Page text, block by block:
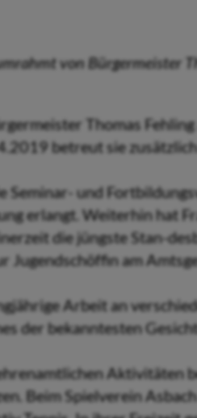
von Bürgermeister
Thomas
betreut sie
Seminar- und
erlangt. Weiterhin hat
die jüngste Stan-
Jugendschöffin am
Arbeit an
der bekanntesten
Aktivitäten
Beim Spielverein